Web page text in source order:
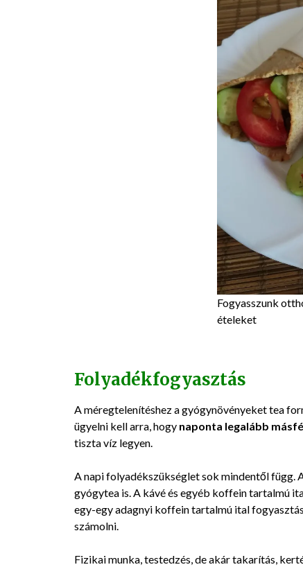
Fogyasszunk
ételeket
Folyadékfogyasztás
A méregtelenítéshez a gyógynövényeket tea
ügyelni kell arra, hogy naponta legalább
tiszta víz legyen.
A napi folyadékszükséglet sok mindentől függ.
gyógytea is. A kávé és egyéb koffein tartalmú
egy-egy adagnyi koffein tartalmú ital
számolni.
Fizikai munka, testedzés, de akár takarítás,